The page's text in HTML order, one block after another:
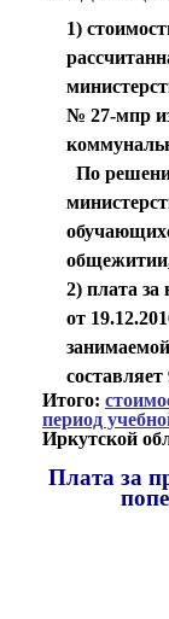
1)
№ 27-мпр
По
2) плата
от
Итого:
период
Иркутской
Плата за